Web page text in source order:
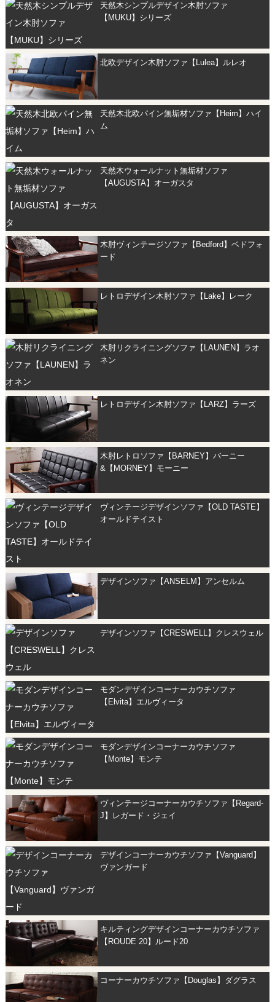
天然木シンプルデザイン木肘ソファ
【MUKU】シリーズ
北欧デザイン木肘ソファ【Lulea】ルレオ
天然木北欧パイン無垢材ソファ【Heim】ハイ
ム
天然木ウォールナット無垢材ソファ
【AUGUSTA】オーガスタ
木肘ヴィンテージソファ【Bedford】ベドフォ
ード
レトロデザイン木肘ソファ【Lake】レーク
木肘リクライニングソファ【LAUNEN】ラオ
ネン
レトロデザイン木肘ソファ【LARZ】ラーズ
木肘レトロソファ【BARNEY】バーニー
&【MORNEY】モーニー
ヴィンテージデザインソファ【OLD TASTE】
オールドテイスト
デザインソファ【ANSELM】アンセルム
デザインソファ【CRESWELL】クレスウェル
モダンデザインコーナーカウチソファ
【Elvita】エルヴィータ
モダンデザインコーナーカウチソファ
【Monte】モンテ
ヴィンテージコーナーカウチソファ【Regard-
J】レガード・ジェイ
デザインコーナーカウチソファ【Vanguard】
ヴァンガード
キルティングデザインコーナーカウチソファ
【ROUDE 20】ルード20
コーナーカウチソファ【Douglas】ダグラス